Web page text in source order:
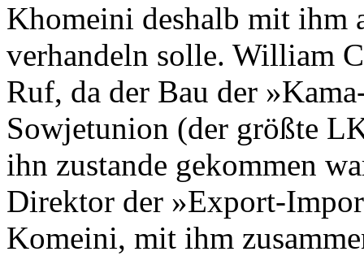
Khomeini deshalb mit ihm
verhandeln solle. William
Ruf, da der Bau der
Sowjetunion (der größte
ihn zustande gekommen
Direktor der »Export-
Komeini, mit ihm